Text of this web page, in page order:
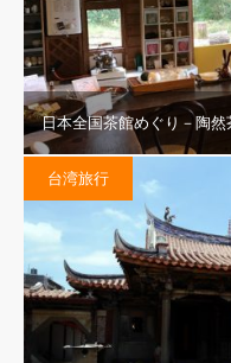
日本全国茶館めぐり－陶然
台湾旅行